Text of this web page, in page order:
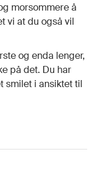
morsommere å
vi at du også vil
og enda lenger,
på det. Du har
smilet i ansiktet til